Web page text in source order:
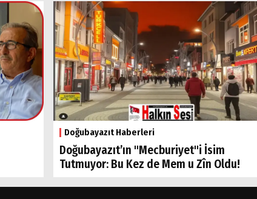
Doğubayazıt Haberleri
Doğubayazıt’ın "Mecburiyet"i İsim
Tutmuyor: Bu Kez de Mem u Zîn Oldu!